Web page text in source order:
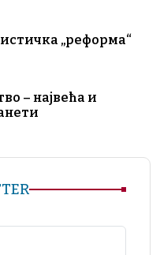
„реформа“
– највећа и